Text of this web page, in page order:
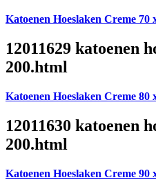
Katoenen Hoeslaken Creme 70
12011629 katoenen
200.html
Katoenen Hoeslaken Creme 80
12011630 katoenen
200.html
Katoenen Hoeslaken Creme 90